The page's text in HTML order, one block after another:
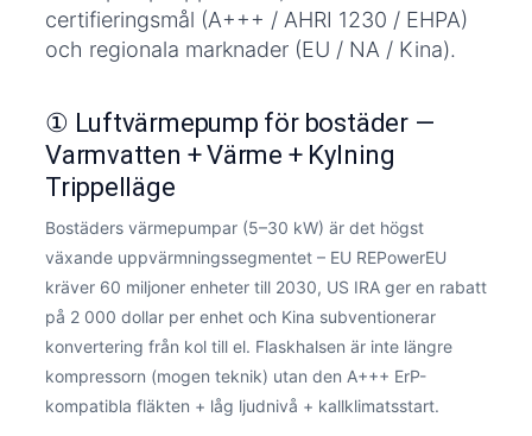
certifieringsmål (A+++ / AHRI 1230 / EHPA)
och regionala marknader (EU / NA / Kina).
① Luftvärmepump för bostäder —
Varmvatten + Värme + Kylning
Trippelläge
Bostäders värmepumpar (5–30 kW) är det högst
växande uppvärmningssegmentet – EU REPowerEU
kräver 60 miljoner enheter till 2030, US IRA ger en rabatt
på 2 000 dollar per enhet och Kina subventionerar
konvertering från kol till el. Flaskhalsen är inte längre
kompressorn (mogen teknik) utan den A+++ ErP-
kompatibla fläkten + låg ljudnivå + kallklimatsstart.